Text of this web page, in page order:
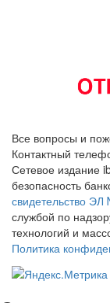
Все вопросы и
Контактный
Сетевое издание
безопасность
свидетельство
службой по
технологий и
Политика